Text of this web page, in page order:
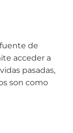
de
acceder a
pasadas,
son como